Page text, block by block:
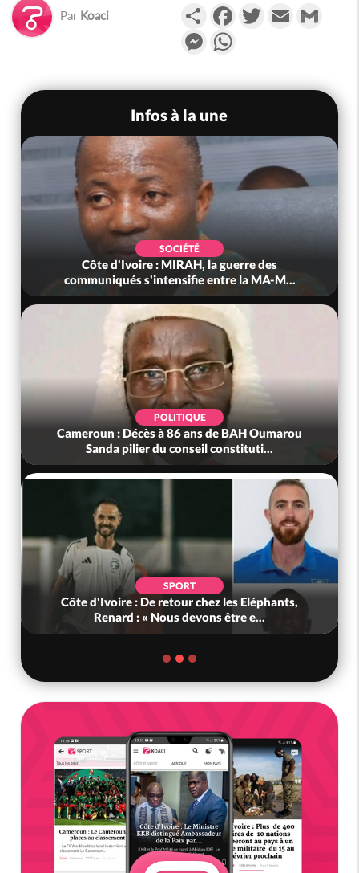
Par Koaci PartagerFacebookTwitterEmail
Messenger
Infos à la une
SOCIÉTÉ
Côte d'Ivoire : MIRAH, la guerre des
communiqués s'intensifie entre la MA-M...
POLITIQUE
Cameroun : Décès à 86 ans de BAH Oumarou
Sanda pilier du conseil constituti...
SPORT
Côte d'Ivoire : De retour chez les Eléphants,
Renard : « Nous devons être e...